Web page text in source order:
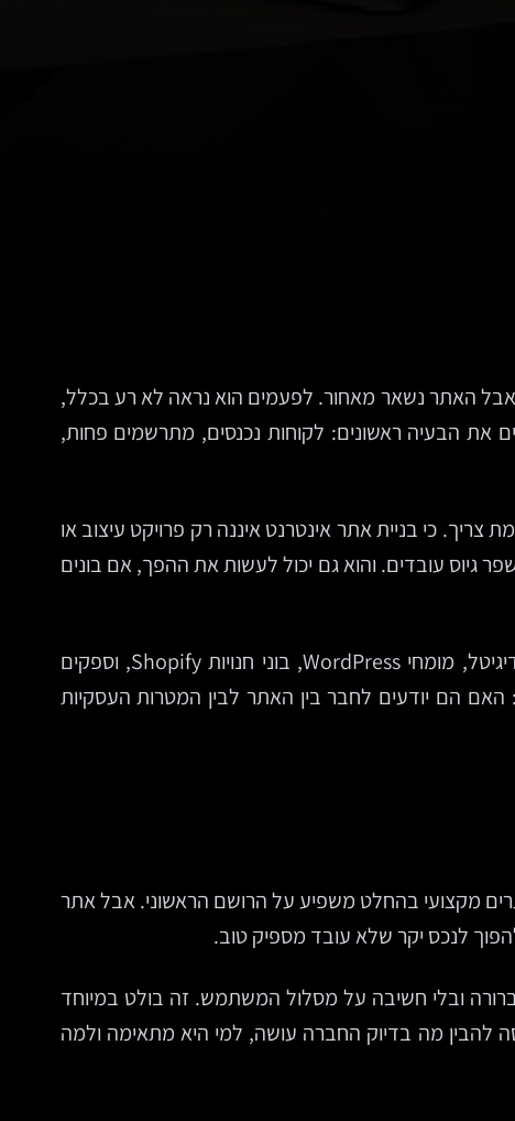
האתר נשאר מאחור. לפעמים הוא נראה לא רע בכלל,
את הבעיה ראשונים: לקוחות נכנסים, מתרשמים פחות,
כי בניית אתר אינטרנט איננה רק פרויקט עיצוב או
גיוס עובדים. והוא גם יכול לעשות את ההפך, אם בונים
נתקל בשוק צפוף: סטודיואים לעיצוב, חברות פיתוח, פרילנסרים, סוכנויות דיגיטל, מומחי WordPress, בוני חנויות Shopify, וספקים
הם יודעים לחבר בין האתר לבין המטרות העסקיות
מקצועי בהחלט משפיע על הרושם הראשוני. אבל אתר
לנכס יקר שלא עובד מספיק טוב.
ברורה ובלי חשיבה על מסלול המשתמש. זה בולט במיוחד
להבין מה בדיוק החברה עושה, למי היא מתאימה ולמה